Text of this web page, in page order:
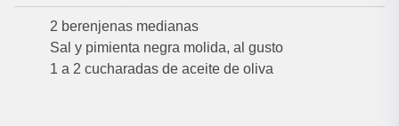
2 berenjenas medianas
Sal y pimienta negra molida, al gusto
1 a 2 cucharadas de aceite de oliva